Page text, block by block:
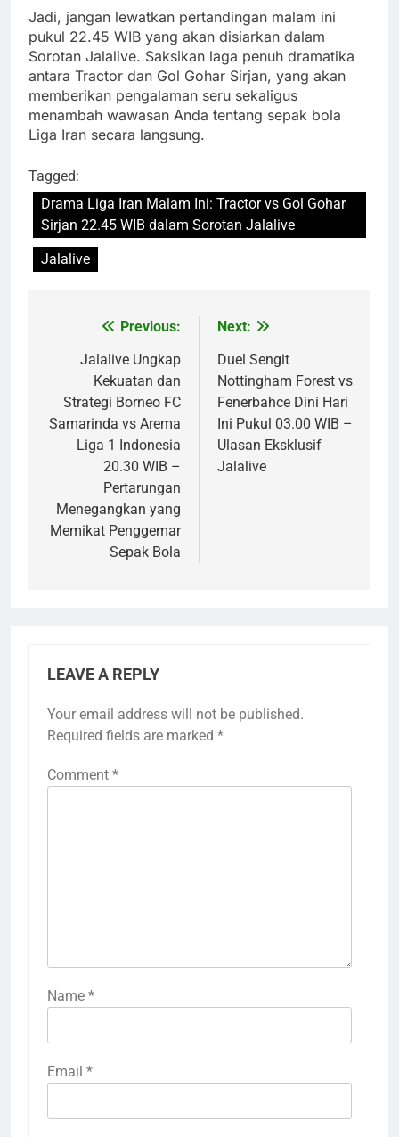
Jadi, jangan lewatkan pertandingan malam ini
pukul 22.45 WIB yang akan disiarkan dalam
Sorotan Jalalive. Saksikan laga penuh dramatika
antara Tractor dan Gol Gohar Sirjan, yang akan
memberikan pengalaman seru sekaligus
menambah wawasan Anda tentang sepak bola
Liga Iran secara langsung.
Tagged:
Drama Liga Iran Malam Ini: Tractor vs Gol Gohar
Sirjan 22.45 WIB dalam Sorotan Jalalive
Jalalive
navigation
Previous:
Jalalive Ungkap
Kekuatan dan
Strategi Borneo FC
Samarinda vs Arema
Liga 1 Indonesia
20.30 WIB –
Pertarungan
Menegangkan yang
Memikat Penggemar
Sepak Bola
Next:
Duel Sengit
Nottingham Forest vs
Fenerbahce Dini Hari
Ini Pukul 03.00 WIB –
Ulasan Eksklusif
Jalalive
LEAVE A REPLY
Your email address will not be published.
Required fields are marked *
Comment *
Name *
Email *